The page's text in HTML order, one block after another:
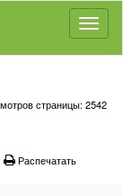
страницы: 2542
Распечатать